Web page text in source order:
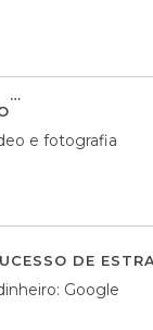
e fotografia
DE
Google